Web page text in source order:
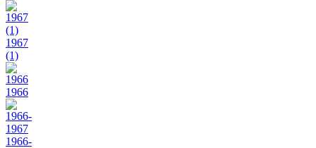
1967
(1)
1966
1966-